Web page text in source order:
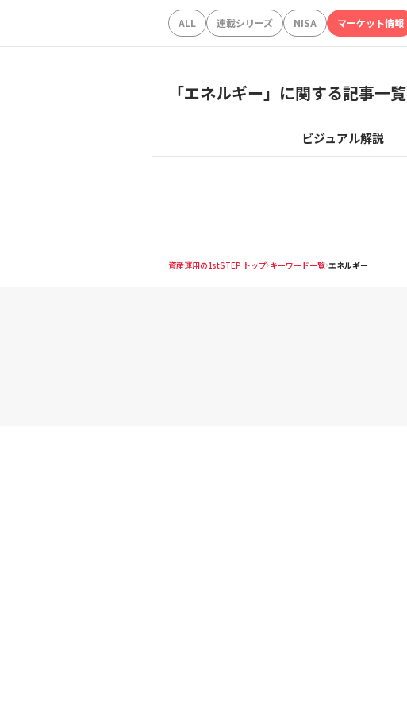
ALL 連載シリーズ NISA マーケット情報
「エネルギー」に関する記事一覧
ビジュアル解説
資産運用の1stSTEP トップ キーワード一覧 エネルギー